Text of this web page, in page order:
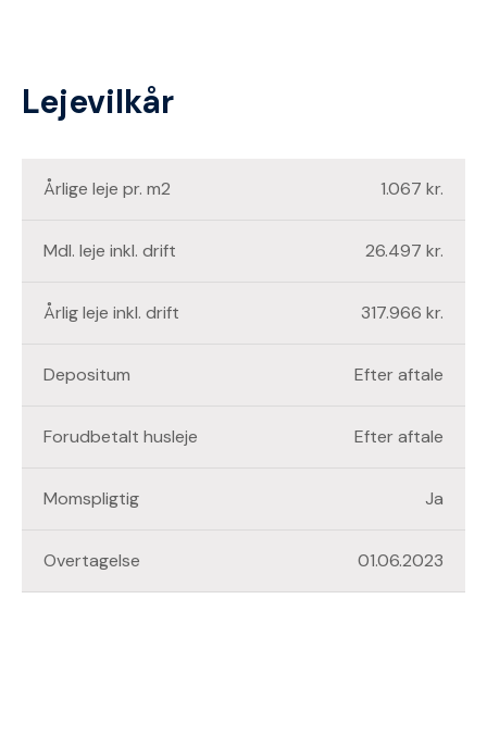
Lejevilkår
Årlige leje pr. m2 1.067 kr.
Mdl. leje inkl. drift 26.497 kr.
Årlig leje inkl. drift 317.966 kr.
Depositum Efter aftale
Forudbetalt husleje Efter aftale
Momspligtig Ja
Overtagelse 01.06.2023